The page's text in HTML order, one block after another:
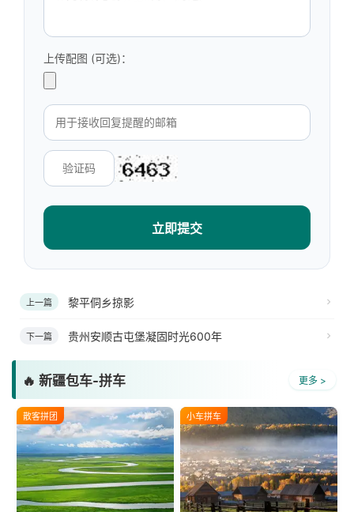
上传配图 (可选)：
立即提交
上一篇 黎平侗乡掠影
下一篇 贵州安顺古屯堡凝固时光600年
🔥 新疆包车-拼车 更多 >
散客拼团 小车拼车